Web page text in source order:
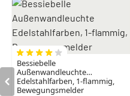
Bessiebelle
Außenwandleuchte
Edelstahlfarben, 1-flammig,
Bewegungsmelder